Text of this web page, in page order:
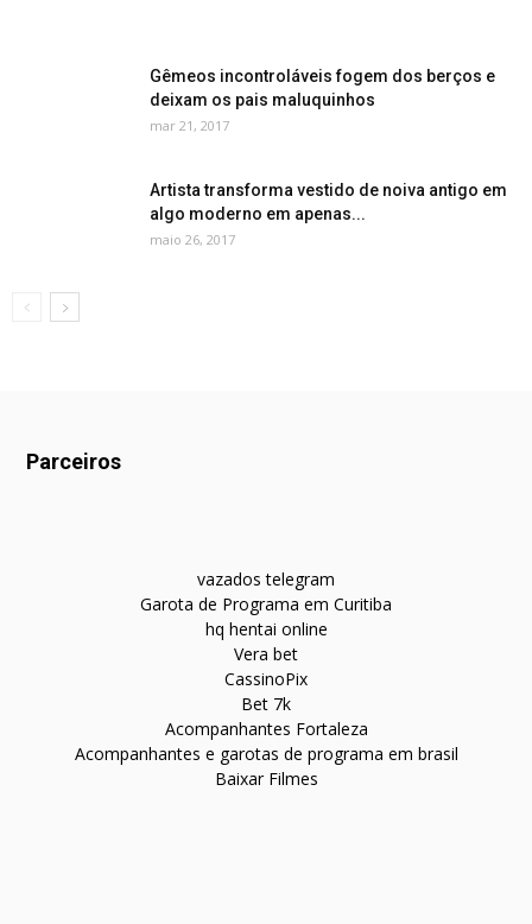
Gêmeos incontroláveis fogem dos berços e
deixam os pais maluquinhos
mar 21, 2017
Artista transforma vestido de noiva antigo em
algo moderno em apenas...
maio 26, 2017
Parceiros
vazados telegram
Garota de Programa em Curitiba
hq hentai online
Vera bet
CassinoPix
Bet 7k
Acompanhantes Fortaleza
Acompanhantes e garotas de programa em brasil
Baixar Filmes